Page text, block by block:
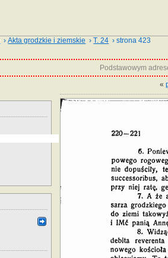
›Akta grodzkie i ziemskie ›T. 24 › strona 423
Podstawowym
«